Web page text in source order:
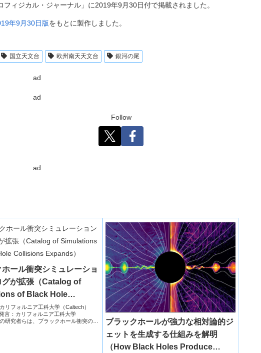
ィジカル・ジャーナル」に2019年9月30日付で掲載されました。
年9月30日版をもとに製作しました。
国立天文台 欧州南天天文台 銀河の尾
ad
ad
Follow
ad
ホール衝突シミュレーショ
グが拡張（Catalog of
of Black Hole
Expands）
リフォルニア工科大学（Caltech）
言：カリフォルニア工科大学
研究者らは、ブラックホール衝突の数
ブラックホールが強力な相対論的ジ
ェットを生成する仕組みを解明
（How Black Holes Produce